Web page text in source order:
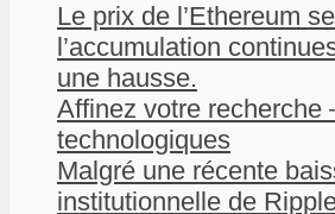
Le prix de l’Ethereum
l’accumulation
une hausse.
Affinez votre recherche
technologiques
Malgré une récente
institutionnelle de